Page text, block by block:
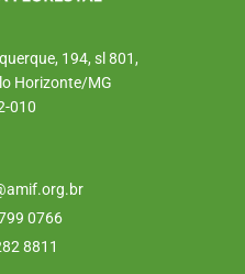
194, sl 801,
Horizonte/MG
010
0766
8811